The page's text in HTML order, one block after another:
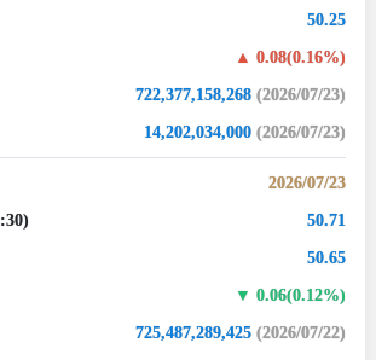
50.25
0.08(0.16%)
722,377,158,268 (2026/07/23)
14,202,034,000 (2026/07/23)
2026/07/23
50.71
50.65
0.06(0.12%)
725,487,289,425 (2026/07/22)